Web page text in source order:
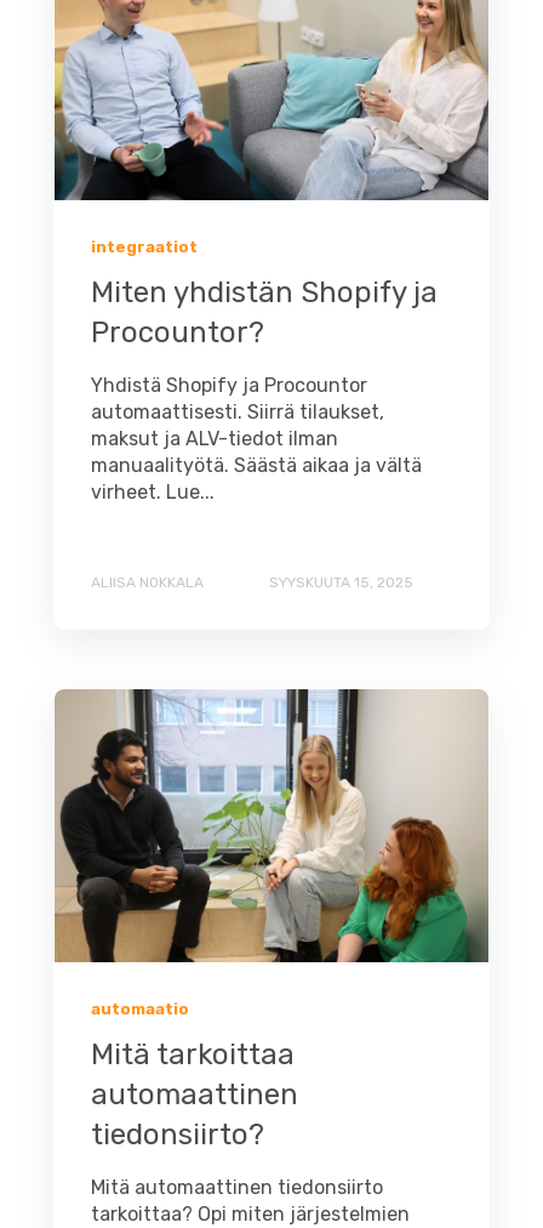
integraatiot
Miten yhdistän Shopify ja
Procountor?
Yhdistä Shopify ja Procountor
automaattisesti. Siirrä tilaukset,
maksut ja ALV-tiedot ilman
manuaalityötä. Säästä aikaa ja vältä
virheet. Lue...
ALIISA NOKKALA SYYSKUUTA 15, 2025
automaatio
Mitä tarkoittaa
automaattinen
tiedonsiirto?
Mitä automaattinen tiedonsiirto
tarkoittaa? Opi miten järjestelmien